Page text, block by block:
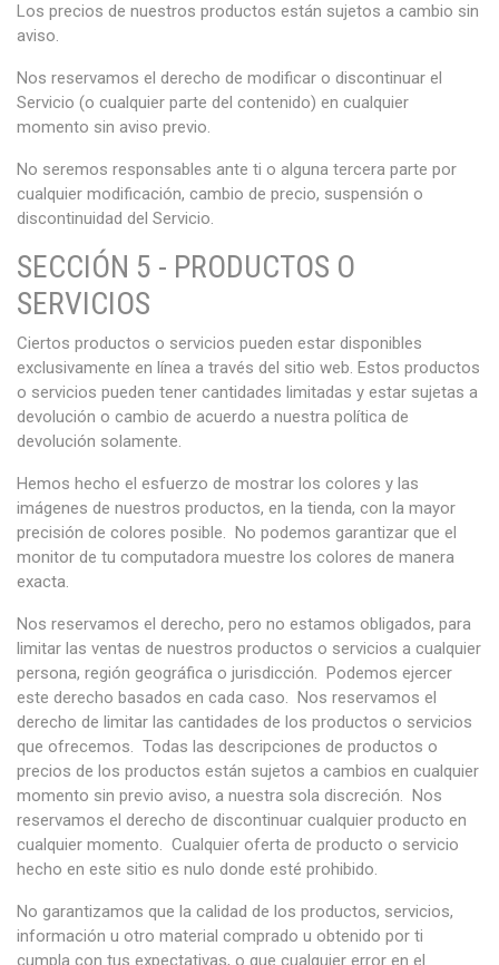
Los precios de nuestros productos están sujetos a cambio sin
aviso.
Nos reservamos el derecho de modificar o discontinuar el
Servicio (o cualquier parte del contenido) en cualquier
momento sin aviso previo.
No seremos responsables ante ti o alguna tercera parte por
cualquier modificación, cambio de precio, suspensión o
discontinuidad del Servicio.
SECCIÓN 5 - PRODUCTOS O
SERVICIOS
Ciertos productos o servicios pueden estar disponibles
exclusivamente en línea a través del sitio web. Estos productos
o servicios pueden tener cantidades limitadas y estar sujetas a
devolución o cambio de acuerdo a nuestra política de
devolución solamente.
Hemos hecho el esfuerzo de mostrar los colores y las
imágenes de nuestros productos, en la tienda, con la mayor
precisión de colores posible. No podemos garantizar que el
monitor de tu computadora muestre los colores de manera
exacta.
Nos reservamos el derecho, pero no estamos obligados, para
limitar las ventas de nuestros productos o servicios a cualquier
persona, región geográfica o jurisdicción. Podemos ejercer
este derecho basados en cada caso. Nos reservamos el
derecho de limitar las cantidades de los productos o servicios
que ofrecemos. Todas las descripciones de productos o
precios de los productos están sujetos a cambios en cualquier
momento sin previo aviso, a nuestra sola discreción. Nos
reservamos el derecho de discontinuar cualquier producto en
cualquier momento. Cualquier oferta de producto o servicio
hecho en este sitio es nulo donde esté prohibido.
No garantizamos que la calidad de los productos, servicios,
información u otro material comprado u obtenido por ti
cumpla con tus expectativas, o que cualquier error en el